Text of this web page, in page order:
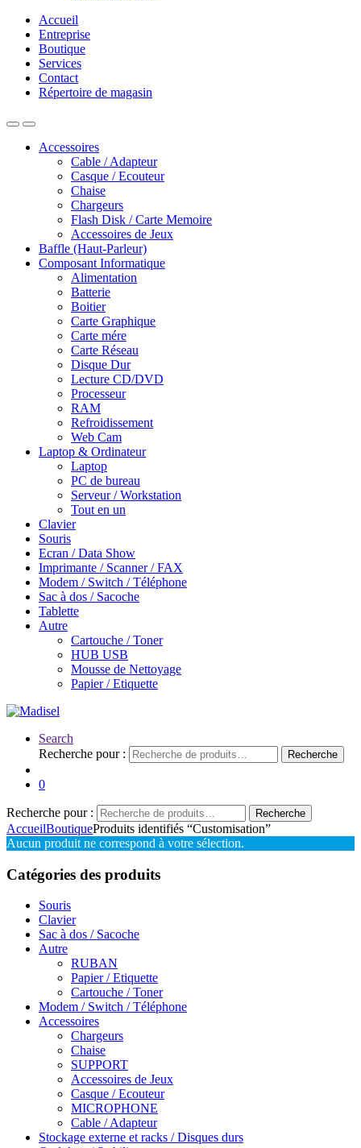
Accueil
Entreprise
Boutique
Services
Contact
Répertoire de magasin
Accessoires
Cable / Adapteur
Casque / Ecouteur
Chaise
Chargeurs
Flash Disk / Carte Memoire
Accessoires de Jeux
Baffle (Haut-Parleur)
Composant Informatique
Alimentation
Batterie
Boitier
Carte Graphique
Carte mére
Carte Réseau
Disque Dur
Lecture CD/DVD
Processeur
RAM
Refroidissement
Web Cam
Laptop & Ordinateur
Laptop
PC de bureau
Serveur / Workstation
Tout en un
Clavier
Souris
Ecran / Data Show
Imprimante / Scanner / FAX
Modem / Switch / Téléphone
Sac à dos / Sacoche
Tablette
Autre
Cartouche / Toner
HUB USB
Mousse de Nettoyage
Papier / Etiquette
Search
Recherche pour :
Recherche
0
Recherche pour : Recherche
AccueilBoutiqueProduits identifiés “Customisation”
Aucun produit ne correspond à votre sélection.
Catégories des produits
Souris
Clavier
Sac à dos / Sacoche
Autre
RUBAN
Papier / Etiquette
Cartouche / Toner
Modem / Switch / Téléphone
Accessoires
Chargeurs
Chaise
SUPPORT
Accessoires de Jeux
Casque / Ecouteur
MICROPHONE
Cable / Adapteur
Stockage externe et racks / Disques durs